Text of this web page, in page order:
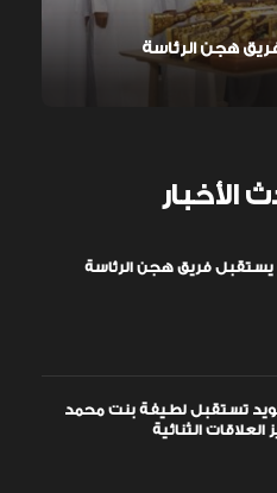
الأخبار
تستقبل لطيفة بنت محمد